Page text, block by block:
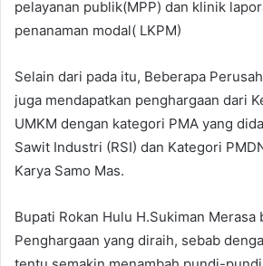
pelayanan publik(MPP) dan klinik
penanaman modal( LKPM)
Selain dari pada itu, Beberapa
juga mendapatkan penghargaan dari
UMKM dengan kategori PMA yang
Sawit Industri (RSI) dan Kategori
Karya Samo Mas.
Bupati Rokan Hulu H.Sukiman Merasa
Penghargaan yang diraih, sebab